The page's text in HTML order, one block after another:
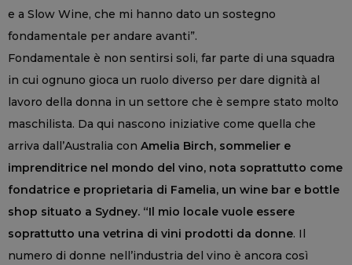
e a Slow Wine, che mi hanno dato un sostegno
fondamentale per andare avanti”.
Fondamentale è non sentirsi soli, far parte di una squadra
in cui ognuno gioca un ruolo diverso per dare dignità al
lavoro della donna in un settore che è sempre stato molto
maschilista. Da qui nascono iniziative come quella che
arriva dall’Australia con Amelia Birch, sommelier e
imprenditrice nel mondo del vino, nota soprattutto come
fondatrice e proprietaria di Famelia, un wine bar e bottle
shop situato a Sydney. “Il mio locale vuole essere
soprattutto una vetrina di vini prodotti da donne. Il
numero di donne nell’industria del vino è ancora così